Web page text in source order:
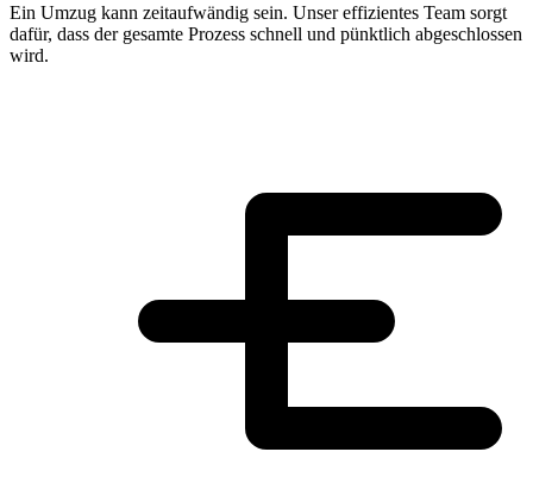
Ein Umzug kann zeitaufwändig sein. Unser effizientes Team sorgt
dafür, dass der gesamte Prozess schnell und pünktlich abgeschlossen
wird.